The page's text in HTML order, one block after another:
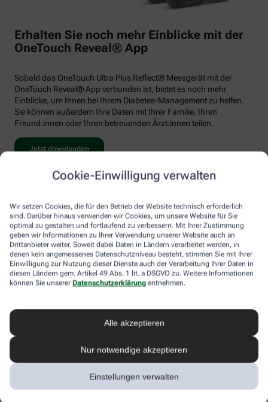
Cookie-Einwilligung verwalten
Wir setzen Cookies, die für den Betrieb der Website technisch erforderlich
sind. Darüber hinaus verwenden wir Cookies, um unsere Website für Sie
optimal zu gestalten und fortlaufend zu verbessern. Mit Ihrer Zustimmung
geben wir Informationen zu Ihrer Verwendung unserer Website auch an
Drittanbieter weiter. Soweit dabei Daten in Ländern verarbeitet werden, in
denen kein angemessenes Datenschutzniveau besteht, stimmen Sie mit Ihrer
Einwilligung zur Nutzung dieser Dienste auch der Verarbeitung Ihrer Daten in
diesen Ländern gem. Artikel 49 Abs. 1 lit. a DSGVO zu. Weitere Informationen
können Sie unserer Datenschutzerklärung entnehmen.
Alle akzeptieren
Nur notwendige akzeptieren
Einstellungen verwalten
Erhalten Sie noch mehr Einblicke mit der
OneTouch Reveal® App
Sobald das OneTouch Ultra Plus Reflect® Messgerät mit der
OneTouch Reveal® App verbunden ist, bietet es noch mehr
Einblicke, um Ihnen bei Ihrem Diabetes-Management zu helfen.
Sie können außerdem Ihre Daten mit Ihrer Familie, Ihren
Freund:innen oder Ihren betreuenden Ärzt:innen teilen.
Jetzt downloaden